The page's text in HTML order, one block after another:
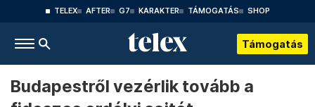
TELEX AFTER G7 KARAKTER TÁMOGATÁS SHOP
Támogatás
Budapestről vezérlik tovább a